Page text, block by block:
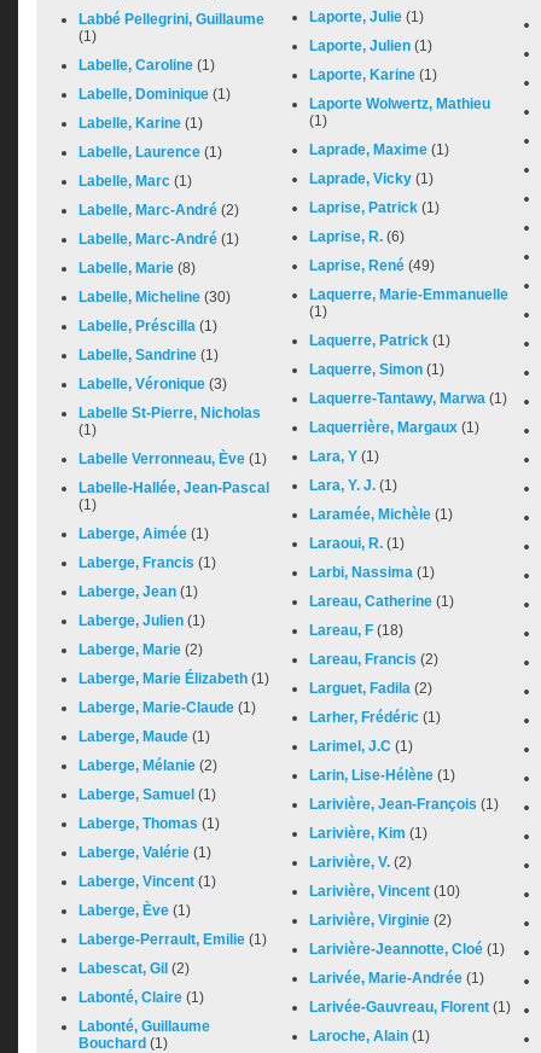
Labbé Pellegrini, Guillaume
(1)
Labelle, Caroline (1)
Labelle, Dominique (1)
Labelle, Karine (1)
Labelle, Laurence (1)
Labelle, Marc (1)
Labelle, Marc-André (2)
Labelle, Marc‐André (1)
Labelle, Marie (8)
Labelle, Micheline (30)
Labelle, Préscilla (1)
Labelle, Sandrine (1)
Labelle, Véronique (3)
Labelle St-Pierre, Nicholas
(1)
Labelle Verronneau, Ève (1)
Labelle-Hallée, Jean-Pascal
(1)
Laberge, Aimée (1)
Laberge, Francis (1)
Laberge, Jean (1)
Laberge, Julien (1)
Laberge, Marie (2)
Laberge, Marie Élizabeth (1)
Laberge, Marie-Claude (1)
Laberge, Maude (1)
Laberge, Mélanie (2)
Laberge, Samuel (1)
Laberge, Thomas (1)
Laberge, Valérie (1)
Laberge, Vincent (1)
Laberge, Ève (1)
Laberge-Perrault, Emilie (1)
Labescat, Gil (2)
Labonté, Claire (1)
Labonté, Guillaume
Bouchard (1)
Laporte, Julie (1)
Laporte, Julien (1)
Laporte, Karine (1)
Laporte Wolwertz, Mathieu
(1)
Laprade, Maxime (1)
Laprade, Vicky (1)
Laprise, Patrick (1)
Laprise, R. (6)
Laprise, René (49)
Laquerre, Marie-Emmanuelle
(1)
Laquerre, Patrick (1)
Laquerre, Simon (1)
Laquerre-Tantawy, Marwa (1)
Laquerrière, Margaux (1)
Lara, Y (1)
Lara, Y. J. (1)
Laramée, Michèle (1)
Laraoui, R. (1)
Larbi, Nassima (1)
Lareau, Catherine (1)
Lareau, F (18)
Lareau, Francis (2)
Larguet, Fadila (2)
Larher, Frédéric (1)
Larimel, J.C (1)
Larin, Lise-Hélène (1)
Larivière, Jean-François (1)
Larivière, Kim (1)
Larivière, V. (2)
Larivière, Vincent (10)
Larivière, Virginie (2)
Larivière-Jeannotte, Cloé (1)
Larivée, Marie-Andrée (1)
Larivée-Gauvreau, Florent (1)
Laroche, Alain (1)